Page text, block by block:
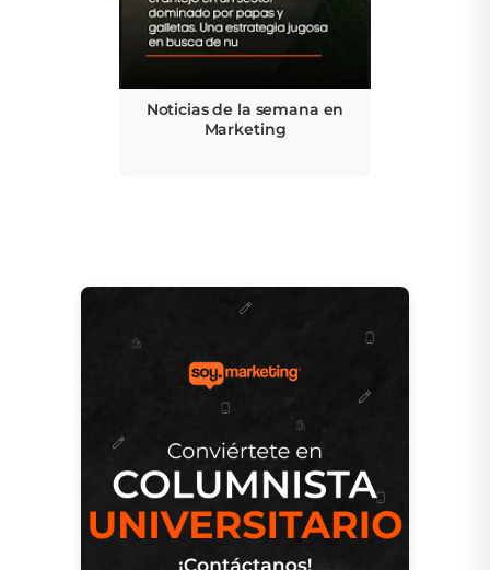
Noticias de la semana en
Marketing